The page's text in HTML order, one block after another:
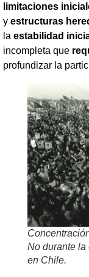
limitaciones
y estructuras
la estabilidad
incompleta que
profundizar la
No durante la
en Chile.